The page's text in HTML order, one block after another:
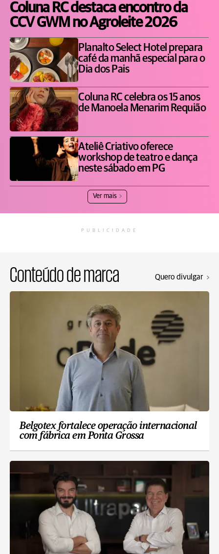
Coluna RC destaca encontro da
CCV GWM no Agroleite 2026
Planalto Select Hotel prepara
café da manhã especial para o
Dia dos Pais
Coluna RC celebra os 15 anos
de Manoela Menarim Requião
Ateliê Criativo oferece
workshop de teatro e dança
neste sábado em PG
Ver mais
PUBLICIDADE
Conteúdo de marca Quero divulgar
Belgotex fortalece operação internacional
com fábrica em Ponta Grossa